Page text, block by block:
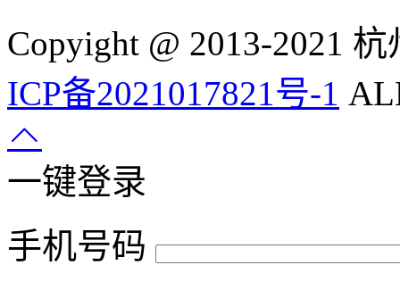
Copyight @ 2013-2021
ICP备2021017821号-1
一键登录
手机号码